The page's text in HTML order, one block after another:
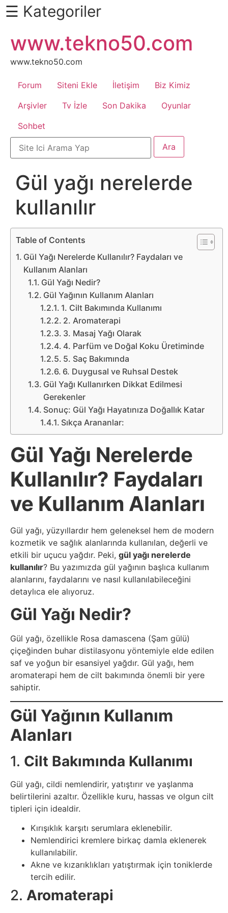
Daha
Fazlası
İçin
Kaydır
Android
Apk
Arabalar
Bankacılık
İşlemleri
Belgesel
Bilgi
Bilgisayar
Bilim
Bitcoin
Bitkiler
Çizgi
Film
Diğer
Sosyal
Medyalar
Din
Dokümanlar
Domain
Download
E-
Devlet
Eğitim
Elektronik
Cihazlar
Facebook
Felsefe
Finans
Genel
Gezi
Gizem
Grafik
☰ Kategoriler
atla
www.tekno50.com
www.tekno50.com
Forum Siteni Ekle İletişim
Biz Kimiz
Arşivler
Tv İzle Son Dakika
Oyunlar
Sohbet
Gül yağı nerelerde
kullanılır
Table of Contents
Gül Yağı Nerelerde Kullanılır? Faydaları ve
Kullanım Alanları
Gül Yağı Nedir?
Gül Yağının Kullanım Alanları
1. Cilt Bakımında Kullanımı
2. Aromaterapi
3. Masaj Yağı Olarak
4. Parfüm ve Doğal Koku Üretiminde
5. Saç Bakımında
6. Duygusal ve Ruhsal Destek
Gül Yağı Kullanırken Dikkat Edilmesi
Gerekenler
Sonuç: Gül Yağı Hayatınıza Doğallık Katar
Sıkça Arananlar:
Gül Yağı Nerelerde
Kullanılır? Faydaları
ve Kullanım Alanları
Gül yağı, yüzyıllardır hem geleneksel hem de modern
kozmetik ve sağlık alanlarında kullanılan, değerli ve
etkili bir uçucu yağdır. Peki, gül yağı nerelerde
kullanılır? Bu yazımızda gül yağının başlıca kullanım
alanlarını, faydalarını ve nasıl kullanılabileceğini
detaylıca ele alıyoruz.
Gül Yağı Nedir?
Gül yağı, özellikle Rosa damascena (Şam gülü)
çiçeğinden buhar distilasyonu yöntemiyle elde edilen
saf ve yoğun bir esansiyel yağdır. Gül yağı, hem
aromaterapi hem de cilt bakımında önemli bir yere
sahiptir.
Gül Yağının Kullanım
Alanları
1. Cilt Bakımında Kullanımı
Gül yağı, cildi nemlendirir, yatıştırır ve yaşlanma
belirtilerini azaltır. Özellikle kuru, hassas ve olgun cilt
tipleri için idealdir.
Kırışıklık karşıtı serumlara eklenebilir.
Nemlendirici kremlere birkaç damla eklenerek
kullanılabilir.
Akne ve kızarıklıkları yatıştırmak için toniklerde
tercih edilir.
2. Aromaterapi